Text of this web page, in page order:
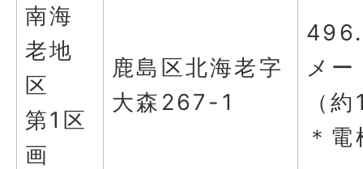
南海
老地
区
第1区
画
鹿島区北海老字
大森267-1
メ
（
＊